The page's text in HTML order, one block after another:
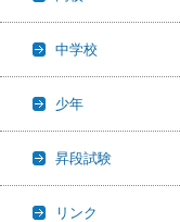
中学校
少年
昇段試験
リンク